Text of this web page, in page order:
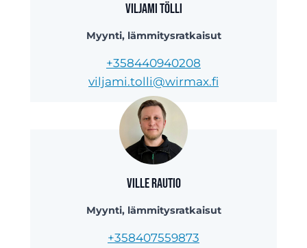
Viljami Tölli
Myynti, lämmitysratkaisut
+358440940208
viljami.tolli@wirmax.fi
Ville Rautio
Myynti, lämmitysratkaisut
+358407559873